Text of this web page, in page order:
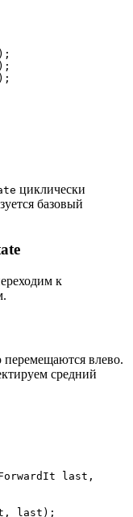
циклически
базовый
к
влево.
средний
last,
last);